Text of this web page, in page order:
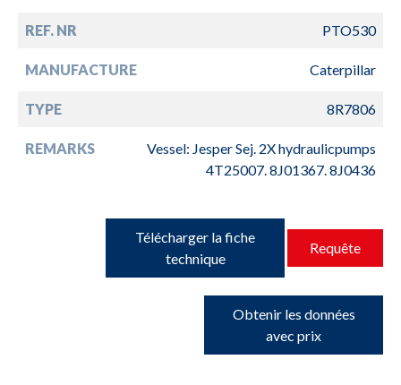
REF. NR PTO530
MANUFACTURE Caterpillar
TYPE 8R7806
REMARKS
Vessel: Jesper Sej. 2X hydraulicpumps
4T25007. 8J01367. 8J0436
Télécharger la fiche
technique
Requête
Obtenir les données
avec prix